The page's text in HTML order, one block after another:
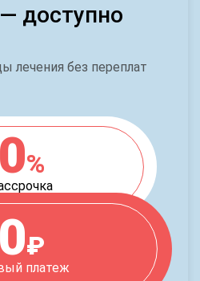
доступно
лечения без переплат
0%
0₽
платеж